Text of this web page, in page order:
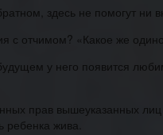
здесь не помогут
с отчимом? «Какое же
у него появится
прав вышеуказанных
жива.